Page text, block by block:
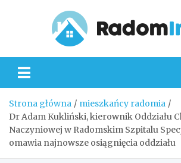
Strona główna
mieszkańcy radomia
Dr Adam Kukliński, kierownik Oddziału
Naczyniowej w Radomskim Szpitalu
omawia najnowsze osiągnięcia oddziału